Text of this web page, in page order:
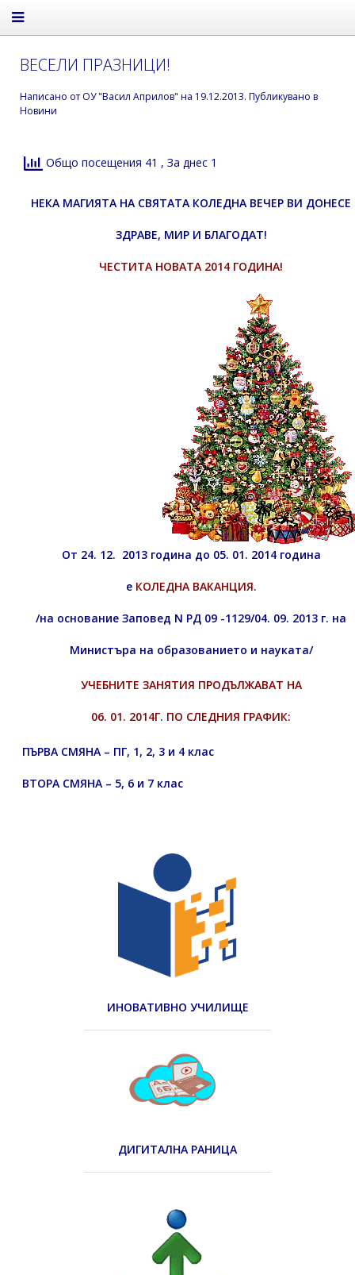
ВЕСЕЛИ ПРАЗНИЦИ!
Написано от ОУ "Васил Априлов" на 19.12.2013. Публикувано в
Новини
Общо посещения 41 , За днес 1
НЕКА МАГИЯТА НА СВЯТАТА КОЛЕДНА ВЕЧЕР ВИ ДОНЕСЕ
ЗДРАВЕ, МИР И БЛАГОДАТ!
ЧЕСТИТА НОВАТА 2014 ГОДИНА!
От 24. 12. 2013 година до 05. 01. 2014 година
е КОЛЕДНА ВАКАНЦИЯ.
/на основание Заповед N РД 09 -1129/04. 09. 2013 г. на
Министъра на образованието и науката/
УЧЕБНИТЕ ЗАНЯТИЯ ПРОДЪЛЖАВАТ НА
06. 01. 2014Г. ПО СЛЕДНИЯ ГРАФИК:
ПЪРВА СМЯНА – ПГ, 1, 2, 3 и 4 клас
ВТОРА СМЯНА – 5, 6 и 7 клас
ИНОВАТИВНО УЧИЛИЩЕ
ДИГИТАЛНА РАНИЦА